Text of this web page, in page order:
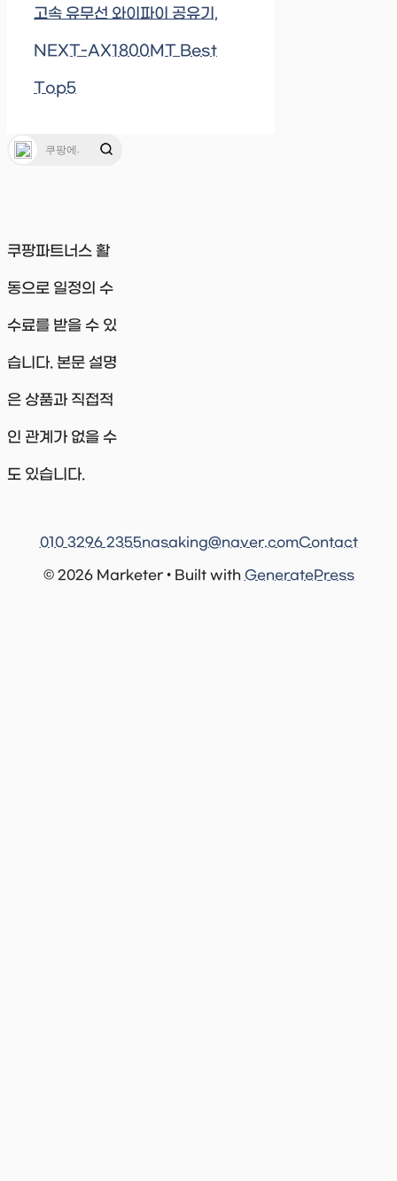
고속 유무선 와이파이 공유기,
NEXT-AX1800MT Best
Top5
쿠팡파트너스 활
동으로 일정의 수
수료를 받을 수 있
습니다. 본문 설명
은 상품과 직접적
인 관계가 없을 수
도 있습니다.
© 2026 Marketer • Built with GeneratePress
010 3296 2355nasaking@naver.comContact